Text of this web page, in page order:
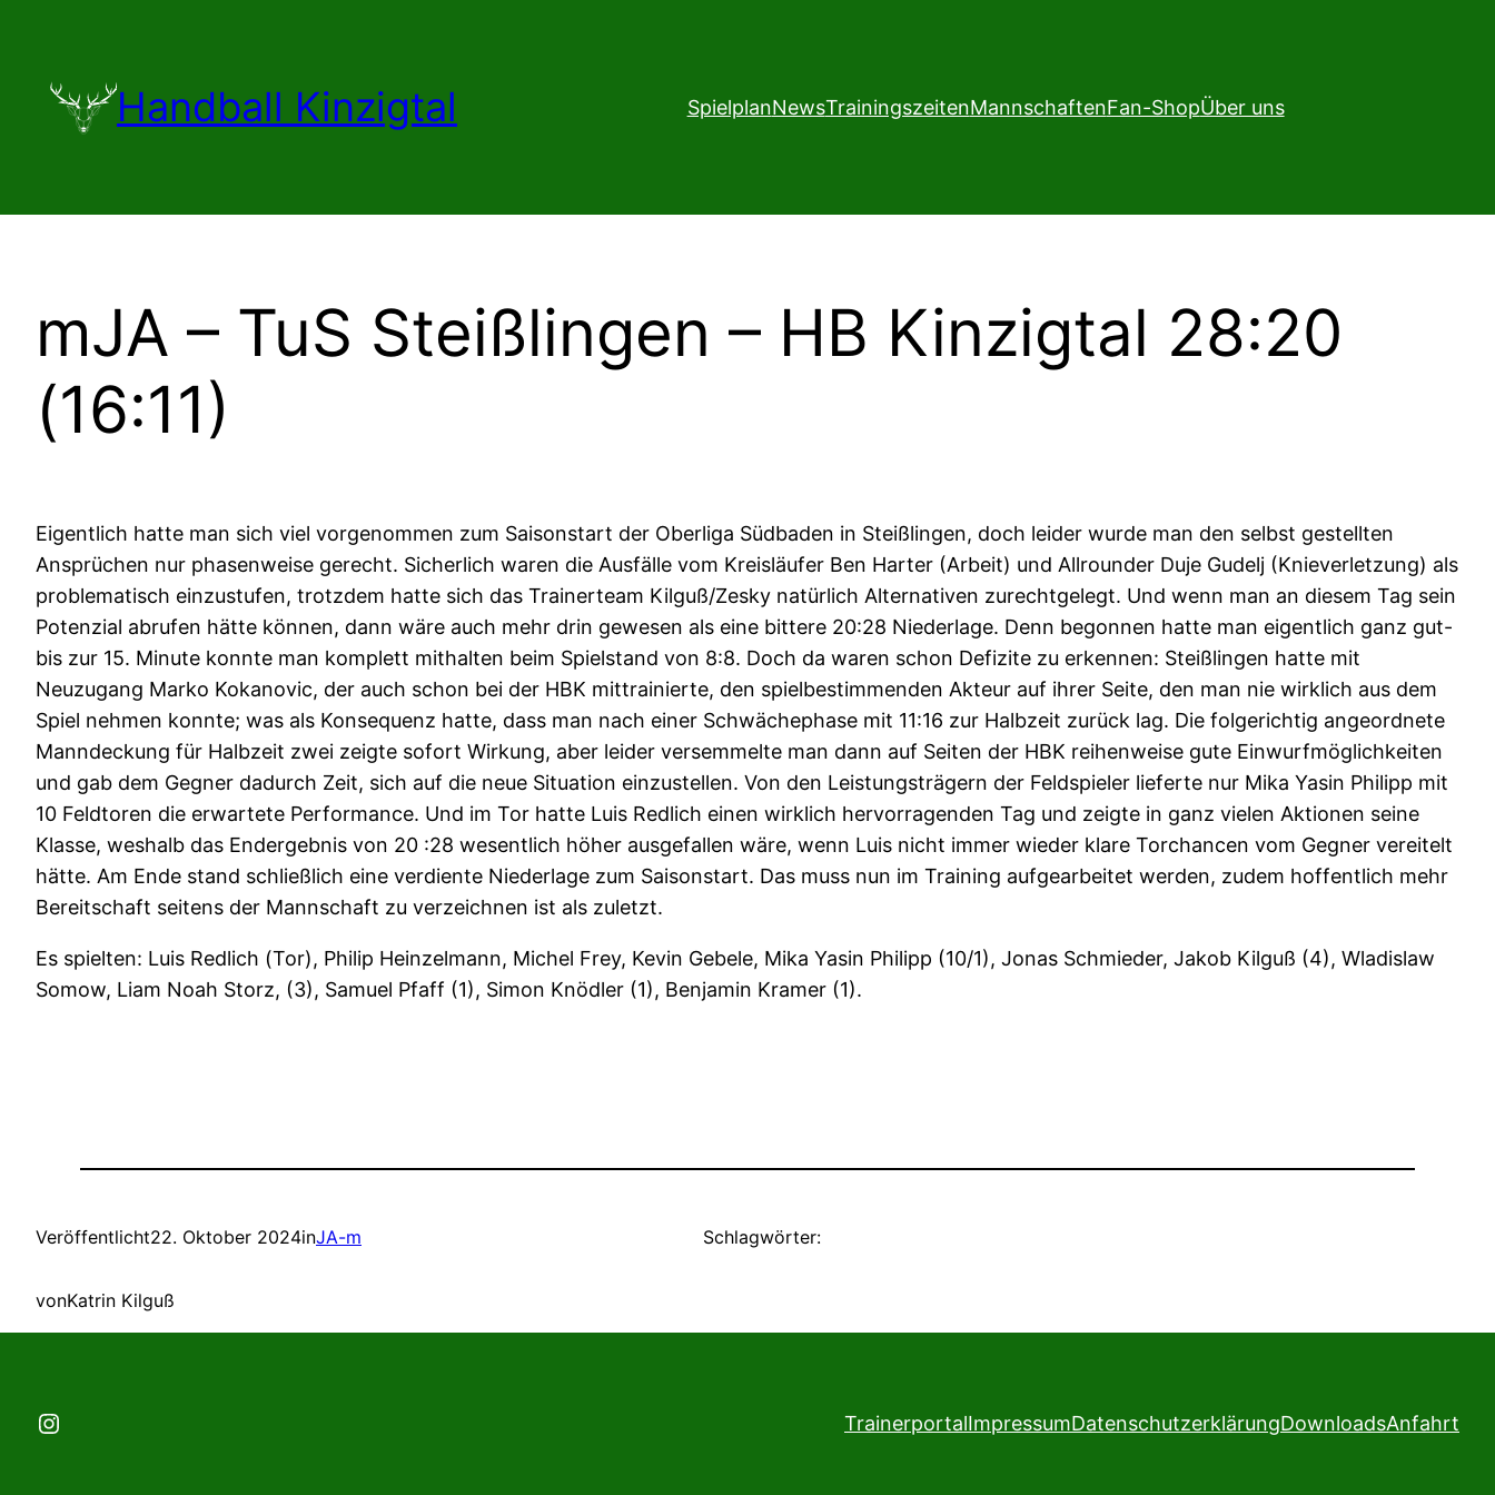
Handball Kinzigtal SpielplanNewsTrainingszeitenMannschaftenFan-ShopÜber uns
mJA – TuS Steißlingen – HB Kinzigtal 28:20
(16:11)
Eigentlich hatte man sich viel vorgenommen zum Saisonstart der Oberliga Südbaden in Steißlingen, doch leider wurde man den selbst gestellten
Ansprüchen nur phasenweise gerecht. Sicherlich waren die Ausfälle vom Kreisläufer Ben Harter (Arbeit) und Allrounder Duje Gudelj (Knieverletzung) als
problematisch einzustufen, trotzdem hatte sich das Trainerteam Kilguß/Zesky natürlich Alternativen zurechtgelegt. Und wenn man an diesem Tag sein
Potenzial abrufen hätte können, dann wäre auch mehr drin gewesen als eine bittere 20:28 Niederlage. Denn begonnen hatte man eigentlich ganz gut-
bis zur 15. Minute konnte man komplett mithalten beim Spielstand von 8:8. Doch da waren schon Defizite zu erkennen: Steißlingen hatte mit
Neuzugang Marko Kokanovic, der auch schon bei der HBK mittrainierte, den spielbestimmenden Akteur auf ihrer Seite, den man nie wirklich aus dem
Spiel nehmen konnte; was als Konsequenz hatte, dass man nach einer Schwächephase mit 11:16 zur Halbzeit zurück lag. Die folgerichtig angeordnete
Manndeckung für Halbzeit zwei zeigte sofort Wirkung, aber leider versemmelte man dann auf Seiten der HBK reihenweise gute Einwurfmöglichkeiten
und gab dem Gegner dadurch Zeit, sich auf die neue Situation einzustellen. Von den Leistungsträgern der Feldspieler lieferte nur Mika Yasin Philipp mit
10 Feldtoren die erwartete Performance. Und im Tor hatte Luis Redlich einen wirklich hervorragenden Tag und zeigte in ganz vielen Aktionen seine
Klasse, weshalb das Endergebnis von 20 :28 wesentlich höher ausgefallen wäre, wenn Luis nicht immer wieder klare Torchancen vom Gegner vereitelt
hätte. Am Ende stand schließlich eine verdiente Niederlage zum Saisonstart. Das muss nun im Training aufgearbeitet werden, zudem hoffentlich mehr
Bereitschaft seitens der Mannschaft zu verzeichnen ist als zuletzt.
Es spielten: Luis Redlich (Tor), Philip Heinzelmann, Michel Frey, Kevin Gebele, Mika Yasin Philipp (10/1), Jonas Schmieder, Jakob Kilguß (4), Wladislaw
Somow, Liam Noah Storz, (3), Samuel Pfaff (1), Simon Knödler (1), Benjamin Kramer (1).
Veröffentlicht22. Oktober 2024inJA-m
vonKatrin Kilguß
Schlagwörter:
Instagram TrainerportalImpressumDatenschutzerklärungDownloadsAnfahrt